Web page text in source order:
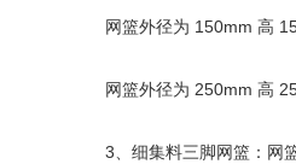
网篮外径为 150mm 高
网篮外径为 250mm 高
3、细集料三脚网篮：网